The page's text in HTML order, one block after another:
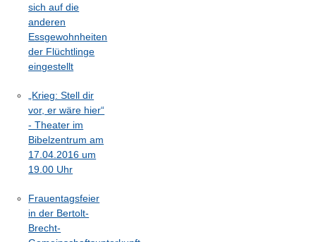
sich auf die
anderen
Essgewohnheiten
der Flüchtlinge
eingestellt
„Krieg: Stell dir
vor, er wäre hier“
- Theater im
Bibelzentrum am
17.04.2016 um
19.00 Uhr
Frauentagsfeier
in der Bertolt-
Brecht-